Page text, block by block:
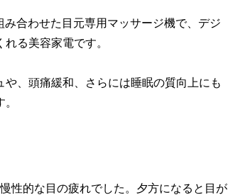
み合わせた目元専用マッサージ機で、デジ
る美容家電です。
、頭痛緩和、さらには睡眠の質向上にも
性的な目の疲れでした。夕方になると目が